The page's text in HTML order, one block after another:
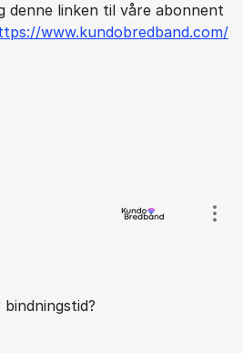
denne linken til våre abonnent
www.kundobredband.com/
Vis/